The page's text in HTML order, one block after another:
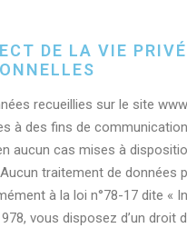
DE LA VIE
recueillies sur le site
à des fins de
aucun cas mises à
traitement de données
à la loi n°78-17 dite «
vous disposez d’un droit